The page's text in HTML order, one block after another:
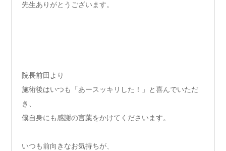
先生ありがとうございます。
院長前田より
施術後はいつも「あースッキリした！」と喜んでいただ
き、
僕自身にも感謝の言葉をかけてくださいます。
いつも前向きなお気持ちが、